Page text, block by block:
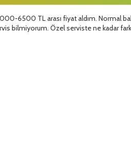
6500 TL arası fiyat aldım. Normal
bilmiyorum. Özel serviste ne kadar